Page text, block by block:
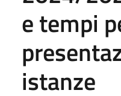
e tempi
istanze